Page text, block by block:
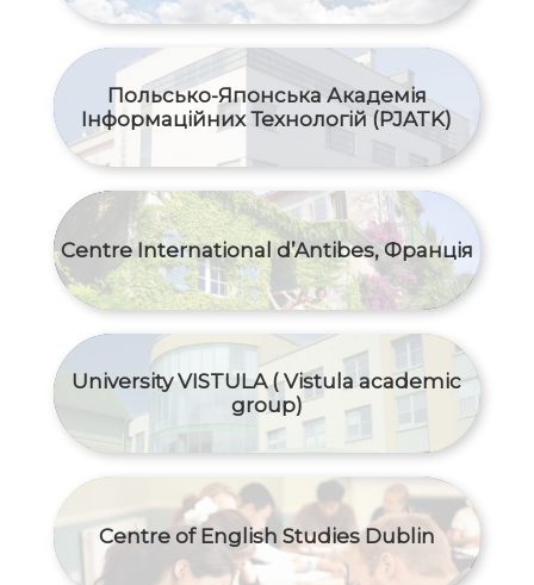
Польсько-Японська Академія
Інформаційних Технологій (PJATK)
Centre International d’Antibes, Франція
University VISTULA ( Vistula academic
group)
Centre of English Studies Dublin